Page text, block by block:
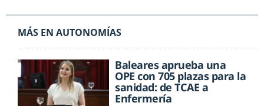
MÁS EN AUTONOMÍAS
Baleares aprueba una
OPE con 705 plazas para la
sanidad: de TCAE a
Enfermería